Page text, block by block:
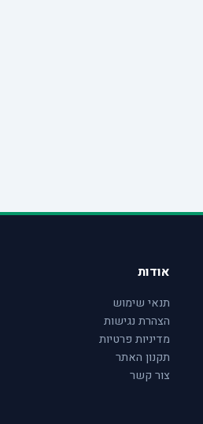
אודות
תנאי שימוש
הצהרת נגישות
מדיניות פרטיות
תקנון האתר
צור קשר